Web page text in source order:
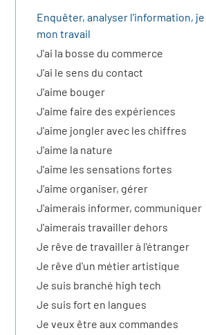
clés métiers et
lieu d'information ou
des métiers en
des transitions
de l'Economie
Solidaire (ESS)
du secteur sanitaire
de l'Industrie
emploi-formation
Enquêter, analyser l'information,
mon travail
J'ai la bosse du commerce
J'ai le sens du contact
J'aime bouger
J'aime faire des expériences
J'aime jongler avec les chiffres
J'aime la nature
J'aime les sensations fortes
J'aime organiser, gérer
J'aimerais informer, communiquer
J'aimerais travailler dehors
Je rêve de travailler à l'étranger
Je rêve d'un métier artistique
Je suis branché high tech
Je suis fort en langues
Je veux être aux commandes